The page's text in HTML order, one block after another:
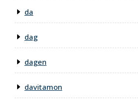
da
dag
dagen
davitamon